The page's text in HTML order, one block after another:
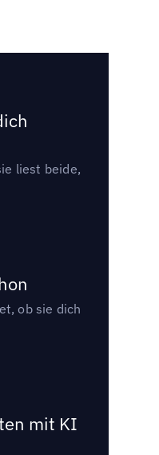
liest beide,
ob sie dich
mit KI